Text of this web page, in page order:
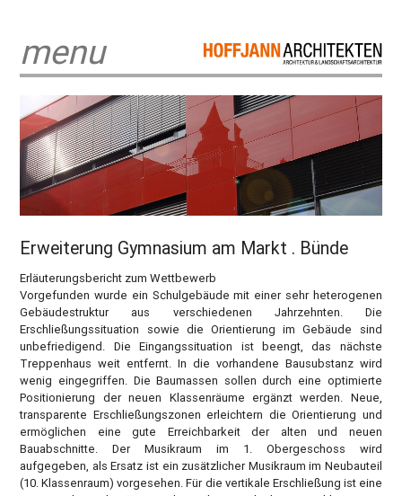
menu
Erweiterung Gymnasium am Markt . Bünde
Erläuterungsbericht zum Wettbewerb
Vorgefunden wurde ein Schulgebäude mit einer sehr heterogenen
Gebäudestruktur aus verschiedenen Jahrzehnten. Die
Erschließungssituation sowie die Orientierung im Gebäude sind
unbefriedigend. Die Eingangssituation ist beengt, das nächste
Treppenhaus weit entfernt. In die vorhandene Bausubstanz wird
wenig eingegriffen. Die Baumassen sollen durch eine optimierte
Positionierung der neuen Klassenräume ergänzt werden. Neue,
transparente Erschließungszonen erleichtern die Orientierung und
ermöglichen eine gute Erreichbarkeit der alten und neuen
Bauabschnitte. Der Musikraum im 1. Obergeschoss wird
aufgegeben, als Ersatz ist ein zusätzlicher Musikraum im Neubauteil
(10. Klassenraum) vorgesehen. Für die vertikale Erschließung ist eine